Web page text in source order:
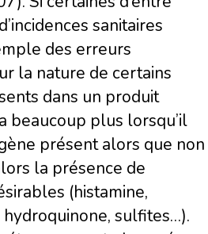
sanitaires
des erreurs
la nature de certains
dans un produit
beaucoup plus lorsqu’il
présent alors que non
la présence de
(histamine,
sulfites…).